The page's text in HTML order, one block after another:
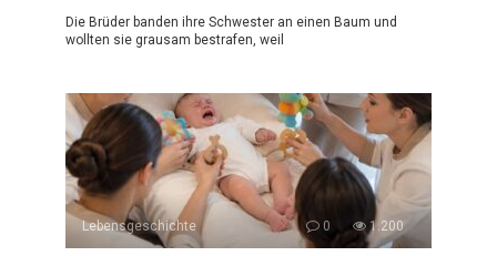
Die Brüder banden ihre Schwester an einen Baum und
wollten sie grausam bestrafen, weil
Lebensgeschichte 0 1.200